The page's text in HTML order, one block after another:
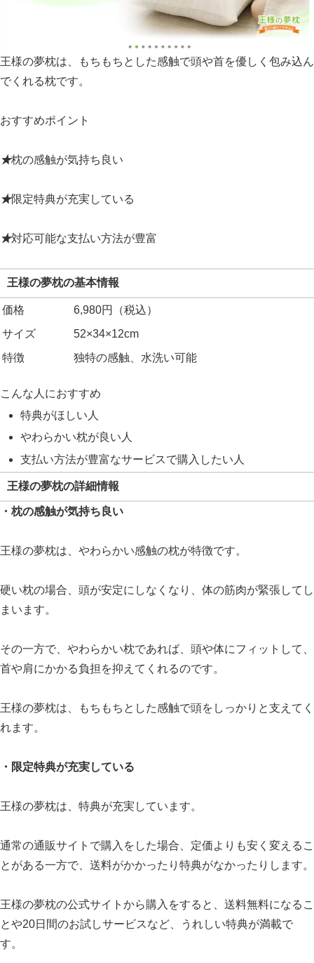
王様の夢枕は、もちもちとした感触で頭や首を優しく包み込ん
でくれる枕です。
おすすめポイント
★枕の感触が気持ち良い
★限定特典が充実している
★対応可能な支払い方法が豊富
王様の夢枕の基本情報
価格
6,980円（税込）
サイズ
52×34×12cm
特徴
独特の感触、水洗い可能
こんな人におすすめ
特典がほしい人
やわらかい枕が良い人
支払い方法が豊富なサービスで購入したい人
王様の夢枕の詳細情報
・枕の感触が気持ち良い
王様の夢枕は、やわらかい感触の枕が特徴です。
硬い枕の場合、頭が安定にしなくなり、体の筋肉が緊張してし
まいます。
その一方で、やわらかい枕であれば、頭や体にフィットして、
首や肩にかかる負担を抑えてくれるのです。
王様の夢枕は、もちもちとした感触で頭をしっかりと支えてく
れます。
・限定特典が充実している
王様の夢枕は、特典が充実しています。
通常の通販サイトで購入をした場合、定価よりも安く変えるこ
とがある一方で、送料がかかったり特典がなかったりします。
王様の夢枕の公式サイトから購入をすると、送料無料になるこ
とや20日間のお試しサービスなど、うれしい特典が満載で
す。